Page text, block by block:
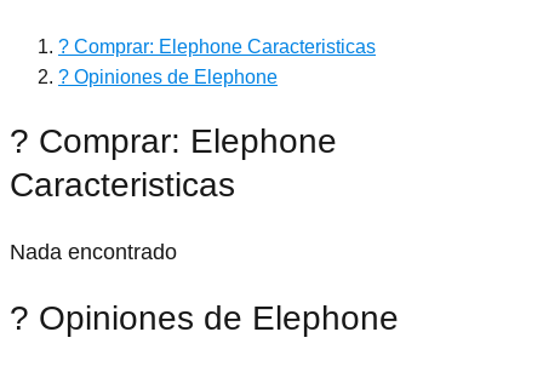
? Comprar: Elephone Caracteristicas
? Opiniones de Elephone
? Comprar: Elephone
Caracteristicas
Nada encontrado
? Opiniones de Elephone